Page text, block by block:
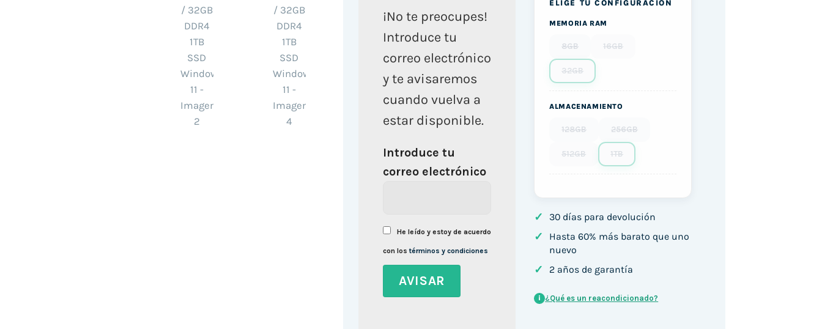
¡No te preocupes!
Introduce tu
correo electrónico
y te avisaremos
cuando vuelva a
estar disponible.
Introduce tu
correo electrónico
He leído y estoy de acuerdo
con lostérminos y condiciones
ELIGE TU CONFIGURACIÓN
MEMORIA RAM
8GB 16GB
32GB
ALMACENAMIENTO
128GB 256GB
512GB 1TB
✓ 30 días para devolución
✓
Hasta 60% más barato que uno
nuevo
✓ 2 años de garantía
i ¿Qué es un reacondicionado?